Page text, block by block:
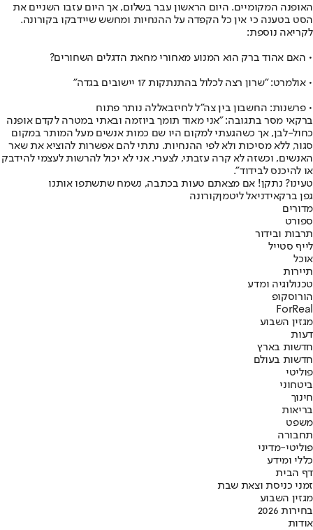
האופנה המקומיים. היום הראשון עבר בשלום, אך היום עזבו השניים את
הסט בטענה כי אין כל הקפדה על ההנחיות ומחשש שיידבקו בקורונה.
לקריאה נוספת:
• האם אהוד ברק הוא המנוע מאחורי מחאת הדגלים השחורים?
• אולמרט: "שרון רצה לכלול בהתנתקות 17 יישובים בגדה"
• פרשנות: החשבון בין צה"ל לחיזבאללה נותר פתוח
ברקאי מסר בתגובה: "אני מאוד תומך ביוזמה ובאתי במטרה לקדם אופנה
כחול-לבן, אך כשהגעתי למקום היו שם כמות אנשים מעל המותר במקום
סגור, ללא מסיכות ולא לפי ההנחיות. נתתי להם אפשרות להוציא את שאר
האנשים, וכשזה לא קרה עזבתי, לצערי. אני לא יכול להרשות לעצמי להידבק
או להיכנס לבידוד".
טעינו? נתקן! אם מצאתם טעות בכתבה, נשמח שתשתפו אותנו
גפן ברקאידניאל ליטמןקורונה
מדורים
ספורט
תרבות ובידור
לייף סטייל
אוכל
תיירות
טכנולוגיה ומדע
הורוסקופ
ForReal
מגזין השבוע
דעות
חדשות בארץ
חדשות בעולם
פוליטי
ביטחוני
חינוך
בריאות
משפט
תחבורה
פוליטי-מדיני
כללי ומידע
דף הבית
זמני כניסת וצאת שבת
מגזין השבוע
בחירות 2026
אודות